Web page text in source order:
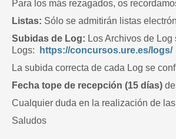
Para los más rezagados, os
Listas: Sólo se admitirán listas
Subidas de Log: Los Archivos de
Logs:
https://concursos.ure.es/logs/
La subida correcta de cada Log se
Fecha tope de recepción (15 días)
Cualquier duda en la realización de
Saludos